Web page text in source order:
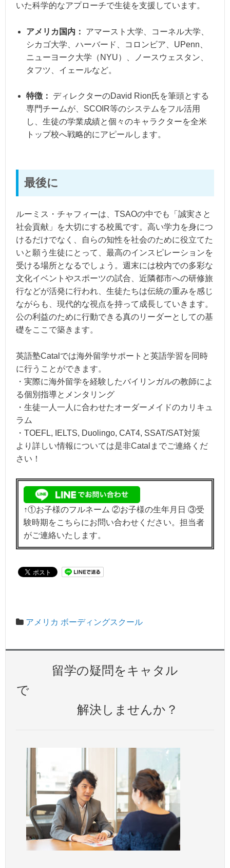
いた科学的なアプローチで生徒を支援しています。
アメリカ国内：
アマースト大学、コーネル大学、
シカゴ大学、ハーバード、コロンビア、UPenn、
ニューヨーク大学（NYU）、ノースウェスタン、
タフツ、イェールなど。
特徴：
ディレクターのDavid Rion氏を筆頭とする
専門チームが、SCOIR等のシステムをフル活用
し、生徒の学業成績と個々のキャラクターを全米
トップ校へ戦略的にアピールします。
最後に
ルーミス・チャフィーは、TSAOの中でも「誠実さと
社会貢献」を大切にする校風です。高い学力を身につ
けるだけでなく、自らの知性を社会のために役立てた
いと願う生徒にとって、最高のインスピレーションを
受ける場所となるでしょう。週末には校内での多彩な
文化イベントやスポーツの試合、近隣都市への研修旅
行などが活発に行われ、生徒たちは伝統の重みを感じ
ながらも、現代的な視点を持って成長していきます。
公の利益のために行動できる真のリーダーとしての基
礎をここで築きます。
英語塾Catalでは海外留学サポートと英語学習を同時
に行うことができます。
・実際に海外留学を経験したバイリンガルの教師によ
る個別指導とメンタリング
・生徒一人一人に合わせたオーダーメイドのカリキュ
ラム
・TOEFL, IELTS, Duolingo, CAT4, SSAT/SAT対策
より詳しい情報については是非Catalまでご連絡くだ
さい！
↑①お子様のフルネーム ②お子様の生年月日 ③受
験時期をこちらにお問い合わせください。担当者
がご連絡いたします。
アメリカ ボーディングスクール
留学の疑問をキャタル
で
解決しませんか？